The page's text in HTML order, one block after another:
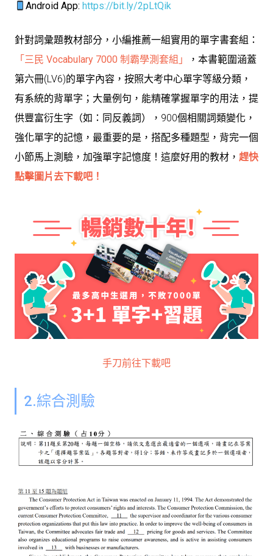
Android App:https://bit.ly/2pLtQik
針對詞彙題教材部分，小編推薦一組實用的單字書套組：
「 三民 Vocabulary 7000 制霸學測套組 」
，本書範圍涵蓋
第六冊(LV6)的單字內容，按照大考中心單字等級分類，
有系統的背單字；大量例句，能精確掌握單字的用法，提
供豐富衍生字（如：同反義詞），900個相關詞類變化，
強化單字的記憶，最重要的是，搭配多種題型，背完一個
小節馬上測驗 ，加強單字記憶度！ 這麼好用的教材， 趕快
點擊圖片去下載吧！
手刀前往下載吧
2.綜合測驗